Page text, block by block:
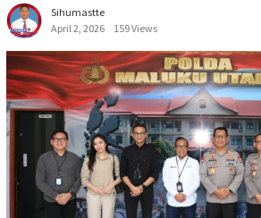
Sihumastte
April 2, 2026
159 Views